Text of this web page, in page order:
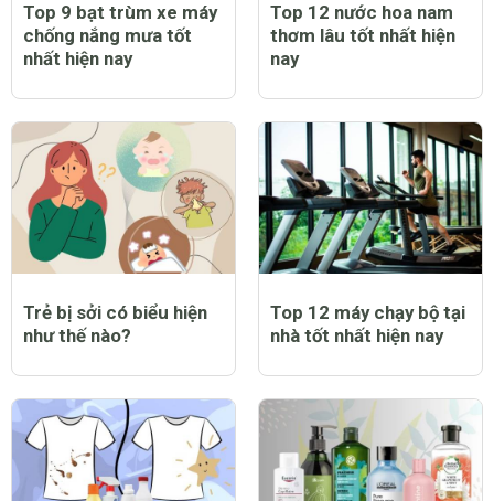
Top 9 bạt trùm xe máy
chống nắng mưa tốt
nhất hiện nay
Top 12 nước hoa nam
thơm lâu tốt nhất hiện
nay
Trẻ bị sởi có biểu hiện
như thế nào?
Top 12 máy chạy bộ tại
nhà tốt nhất hiện nay